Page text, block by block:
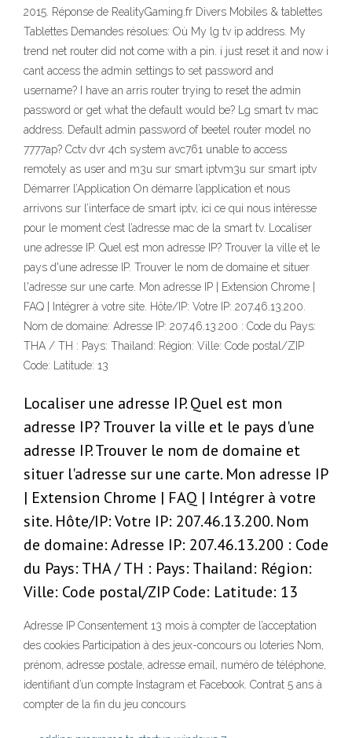
2015. Réponse de RealityGaming.fr Divers Mobiles & tablettes
Tablettes Demandes résolues: Où My lg tv ip address. My
trend net router did not come with a pin. i just reset it and now i
cant access the admin settings to set password and
username? I have an arris router trying to reset the admin
password or get what the default would be? Lg smart tv mac
address. Default admin password of beetel router model no
7777ap? Cctv dvr 4ch system avc761 unable to access
remotely as user and m3u sur smart iptvm3u sur smart iptv
Démarrer l’Application On démarre l’application et nous
arrivons sur l’interface de smart iptv, ici ce qui nous intéresse
pour le moment c’est l’adresse mac de la smart tv. Localiser
une adresse IP. Quel est mon adresse IP? Trouver la ville et le
pays d'une adresse IP. Trouver le nom de domaine et situer
l'adresse sur une carte. Mon adresse IP | Extension Chrome |
FAQ | Intégrer à votre site. Hôte/IP: Votre IP: 207.46.13.200.
Nom de domaine: Adresse IP: 207.46.13.200 : Code du Pays:
THA / TH : Pays: Thailand: Région: Ville: Code postal/ZIP
Code: Latitude: 13
Localiser une adresse IP. Quel est mon
adresse IP? Trouver la ville et le pays d'une
adresse IP. Trouver le nom de domaine et
situer l'adresse sur une carte. Mon adresse IP
| Extension Chrome | FAQ | Intégrer à votre
site. Hôte/IP: Votre IP: 207.46.13.200. Nom
de domaine: Adresse IP: 207.46.13.200 : Code
du Pays: THA / TH : Pays: Thailand: Région:
Ville: Code postal/ZIP Code: Latitude: 13
Adresse IP Consentement 13 mois à compter de l’acceptation
des cookies Participation à des jeux-concours ou loteries Nom,
prénom, adresse postale, adresse email, numéro de téléphone,
identifiant d’un compte Instagram et Facebook. Contrat 5 ans à
compter de la fin du jeu concours